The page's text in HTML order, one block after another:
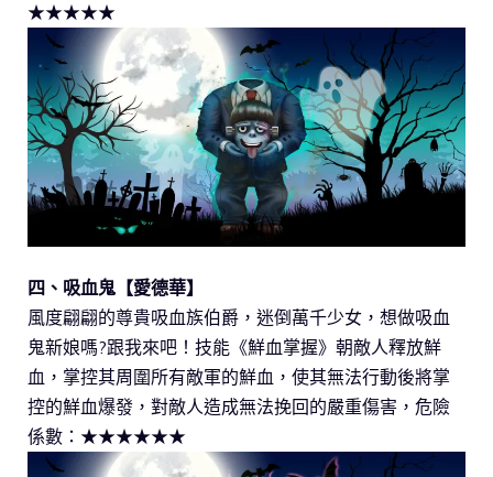
★★★★★
四、吸血鬼【愛德華】
風度翩翩的尊貴吸血族伯爵，迷倒萬千少女，想做吸血
鬼新娘嗎?跟我來吧！技能《鮮血掌握》朝敵人釋放鮮
血，掌控其周圍所有敵軍的鮮血，使其無法行動後將掌
控的鮮血爆發，對敵人造成無法挽回的嚴重傷害，危險
係數：★★★★★★